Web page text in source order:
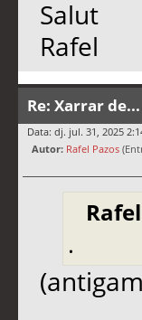
Salut
Rafel
Re: Xarrar de...
Data: dj. jul. 31, 2025
Autor: Rafel Pazos
.